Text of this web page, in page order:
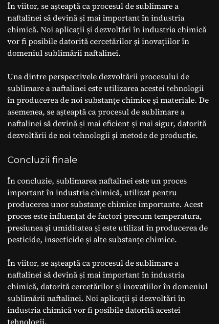
În viitor, se așteaptă ca procesul de sublimare a
naftalinei să devină și mai important în industria
chimică. Noi aplicații și dezvoltări în industria chimică
vor fi posibile datorită cercetărilor și inovațiilor în
domeniul sublimării naftalinei.
Una dintre perspectivele dezvoltării procesului de
sublimare a naftalinei este utilizarea acestei tehnologii
în producerea de noi substanțe chimice și materiale. De
asemenea, se așteaptă ca procesul de sublimare a
naftalinei să devină și mai eficient și mai sigur, datorită
dezvoltării de noi tehnologii și metode de producție.
Concluzii finale
În concluzie, sublimarea naftalinei este un proces
important în industria chimică, utilizat pentru
producerea unor substanțe chimice importante. Acest
proces este influențat de factori precum temperatura,
presiunea și umiditatea și este utilizat în producerea de
pesticide, insecticide și alte substanțe chimice.
În viitor, se așteaptă ca procesul de sublimare a
naftalinei să devină și mai important în industria
chimică, datorită cercetărilor și inovațiilor în domeniul
sublimării naftalinei. Noi aplicații și dezvoltări în
industria chimică vor fi posibile datorită acestei
tehnologii.